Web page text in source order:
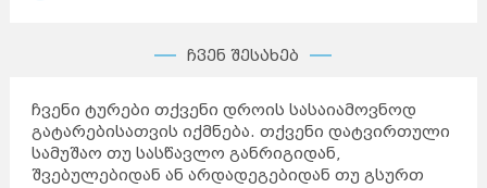
ჩვენ შესახებ
ჩვენი ტურები თქვენი დროის სასაიამოვნოდ
გატარებისათვის იქმნება. თქვენი დატვირთული
სამუშაო თუ სასწავლო განრიგიდან,
შვებულებიდან ან არდადეგებიდან თუ გსურთ